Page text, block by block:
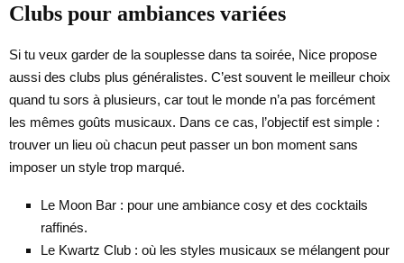
Clubs pour ambiances variées
Si tu veux garder de la souplesse dans ta soirée, Nice propose
aussi des clubs plus généralistes. C’est souvent le meilleur choix
quand tu sors à plusieurs, car tout le monde n’a pas forcément
les mêmes goûts musicaux. Dans ce cas, l’objectif est simple :
trouver un lieu où chacun peut passer un bon moment sans
imposer un style trop marqué.
Le Moon Bar : pour une ambiance cosy et des cocktails
raffinés.
Le Kwartz Club : où les styles musicaux se mélangent pour